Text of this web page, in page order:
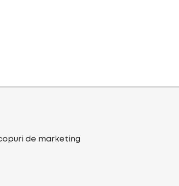
de marketing